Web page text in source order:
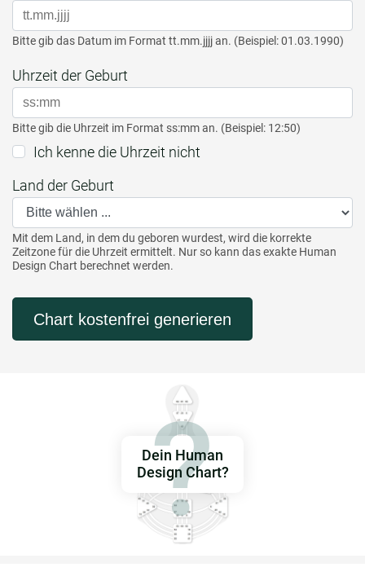
Bitte gib das Datum im Format tt.mm.jjjj an. (Beispiel: 01.03.1990)
Uhrzeit der Geburt
Bitte gib die Uhrzeit im Format ss:mm an. (Beispiel: 12:50)
Ich kenne die Uhrzeit nicht
Land der Geburt
Mit dem Land, in dem du geboren wurdest, wird die korrekte
Zeitzone für die Uhrzeit ermittelt. Nur so kann das exakte Human
Design Chart berechnet werden.
Chart kostenfrei generieren
Dein Human
Design Chart?